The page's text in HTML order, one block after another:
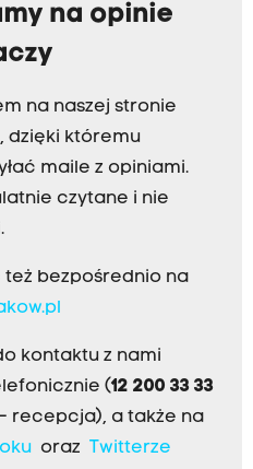
na opinie
na naszej stronie
dzięki któremu
maile z opiniami.
czytane i nie
też bezpośrednio na
kontaktu z nami
(12 200 33 33
recepcja), a także na
oraz Twitterze